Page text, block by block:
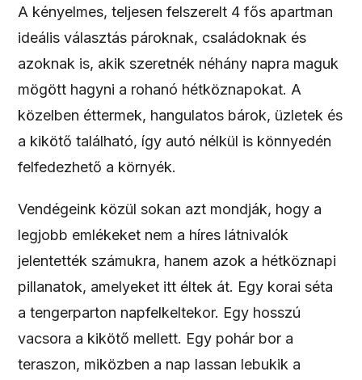
A kényelmes, teljesen felszerelt 4 fős apartman
ideális választás pároknak, családoknak és
azoknak is, akik szeretnék néhány napra maguk
mögött hagyni a rohanó hétköznapokat. A
közelben éttermek, hangulatos bárok, üzletek és
a kikötő található, így autó nélkül is könnyedén
felfedezhető a környék.
Vendégeink közül sokan azt mondják, hogy a
legjobb emlékeket nem a híres látnivalók
jelentették számukra, hanem azok a hétköznapi
pillanatok, amelyeket itt éltek át. Egy korai séta
a tengerparton napfelkeltekor. Egy hosszú
vacsora a kikötő mellett. Egy pohár bor a
teraszon, miközben a nap lassan lebukik a